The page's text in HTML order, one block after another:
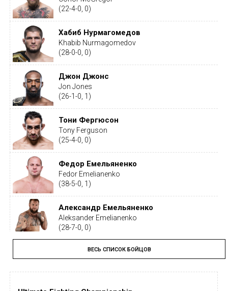
(22-4-0, 0)
Хабиб Нурмагомедов
Khabib Nurmagomedov
(28-0-0, 0)
Джон Джонс
Jon Jones
(26-1-0, 1)
Тони Фергюсон
Tony Ferguson
(25-4-0, 0)
Федор Емельяненко
Fedor Emelianenko
(38-5-0, 1)
Александр Емельяненко
Aleksander Emelianenko
(28-7-0, 0)
Тайрон Вудли
Tyron Woodley
(19-5-1, 0)
ВЕСЬ СПИСОК БОЙЦОВ